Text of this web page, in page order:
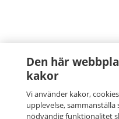
Den här
kakor
Vi använder kakor,
upplevelse,
nödvändig funktionalitet